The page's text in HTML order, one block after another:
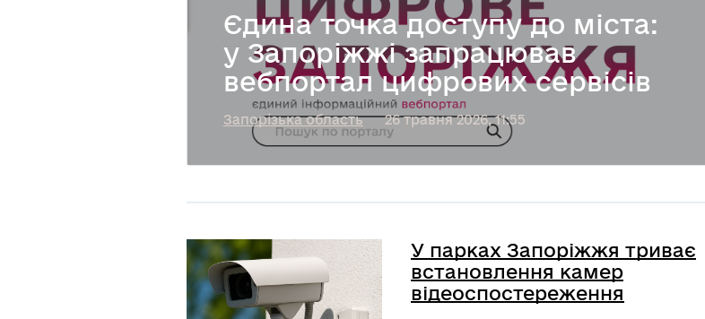
Єдина точка доступу до міста:
у Запоріжжі запрацював
вебпортал цифрових сервісів
Запорізька область 26 травня 2026, 11:55
У парках Запоріжжя триває
встановлення камер
відеоспостереження